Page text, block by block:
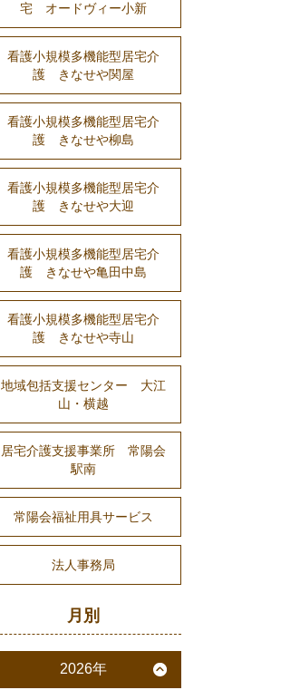
宅 オードヴィー小新
看護小規模多機能型居宅介
護 きなせや関屋
看護小規模多機能型居宅介
護 きなせや柳島
看護小規模多機能型居宅介
護 きなせや大迎
看護小規模多機能型居宅介
護 きなせや亀田中島
看護小規模多機能型居宅介
護 きなせや寺山
地域包括支援センター 大江
山・横越
居宅介護支援事業所 常陽会
駅南
常陽会福祉用具サービス
法人事務局
月別
2026年